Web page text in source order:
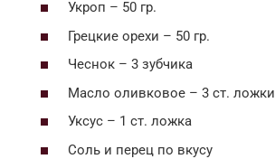
Укроп – 50 гр.
Грецкие орехи – 50 гр.
Чеснок – 3 зубчика
Масло оливковое – 3 ст. ложки
Уксус – 1 ст. ложка
Соль и перец по вкусу